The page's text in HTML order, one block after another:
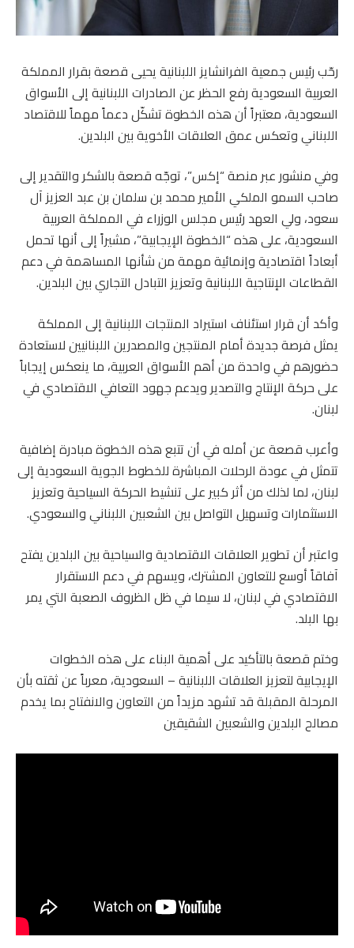
رحّب رئيس جمعية الفرانشايز اللبنانية يحيى قصعة بقرار المملكة
العربية السعودية رفع الحظر عن الصادرات اللبنانية إلى الأسواق
السعودية، معتبراً أن هذه الخطوة تشكّل دعماً مهماً للاقتصاد
اللبناني وتعكس عمق العلاقات الأخوية بين البلدين.
وفي منشور عبر منصة “إكس”، توجّه قصعة بالشكر والتقدير إلى
صاحب السمو الملكي الأمير محمد بن سلمان بن عبد العزيز آل
سعود، ولي العهد رئيس مجلس الوزراء في المملكة العربية
السعودية، على هذه “الخطوة الإيجابية”، مشيراً إلى أنها تحمل
أبعاداً اقتصادية وإنمائية مهمة من شأنها المساهمة في دعم
القطاعات الإنتاجية اللبنانية وتعزيز التبادل التجاري بين البلدين.
وأكد أن قرار استئناف استيراد المنتجات اللبنانية إلى المملكة
يمثل فرصة جديدة أمام المنتجين والمصدرين اللبنانيين لاستعادة
حضورهم في واحدة من أهم الأسواق العربية، ما ينعكس إيجاباً
على حركة الإنتاج والتصدير ويدعم جهود التعافي الاقتصادي في
لبنان.
وأعرب قصعة عن أمله في أن تتبع هذه الخطوة مبادرة إضافية
تتمثل في عودة الرحلات المباشرة للخطوط الجوية السعودية إلى
لبنان، لما لذلك من أثر كبير على تنشيط الحركة السياحية وتعزيز
الاستثمارات وتسهيل التواصل بين الشعبين اللبناني والسعودي.
واعتبر أن تطوير العلاقات الاقتصادية والسياحية بين البلدين يفتح
آفاقاً أوسع للتعاون المشترك، ويسهم في دعم الاستقرار
الاقتصادي في لبنان، لا سيما في ظل الظروف الصعبة التي يمر
بها البلد.
وختم قصعة بالتأكيد على أهمية البناء على هذه الخطوات
الإيجابية لتعزيز العلاقات اللبنانية – السعودية، معرباً عن ثقته بأن
المرحلة المقبلة قد تشهد مزيداً من التعاون والانفتاح بما يخدم
مصالح البلدين والشعبين الشقيقين